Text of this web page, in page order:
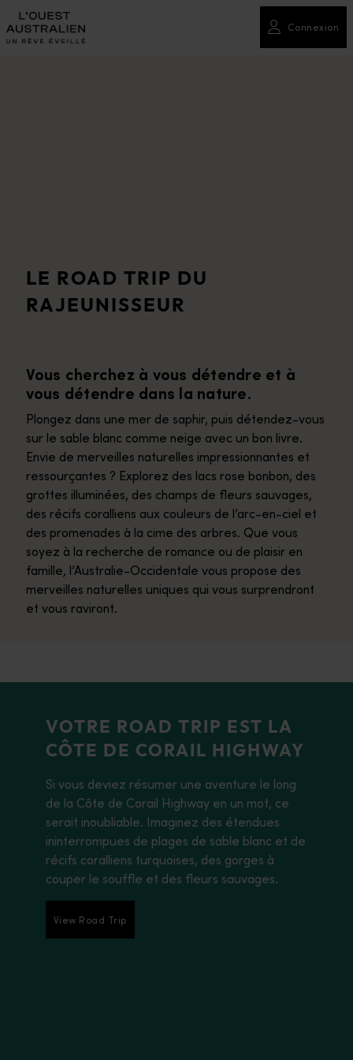
Connexion
LE ROAD TRIP DU
RAJEUNISSEUR
Vous cherchez à vous détendre et à
vous détendre dans la nature.
Plongez dans une mer de saphir, puis détendez-vous
sur le sable blanc comme neige avec un bon livre.
Envie de merveilles naturelles impressionnantes et
ressourçantes ? Explorez des lacs rose bonbon, des
grottes illuminées, des champs de fleurs sauvages,
des récifs coralliens aux couleurs de l’arc-en-ciel et
des promenades à la cime des arbres. Que vous
soyez à la recherche de romance ou de plaisir en
famille, l’Australie-Occidentale vous propose des
merveilles naturelles uniques qui vous surprendront
et vous raviront.
VOTRE ROAD TRIP EST LA
CÔTE DE CORAIL HIGHWAY
Si vous deviez résumer une aventure le long
de la Côte de Corail Highway en un mot, ce
serait inoubliable. Imaginez des étendues
ininterrompues de plages de sable blanc et de
récifs coralliens turquoises, des gorges à
couper le souffle et des fleurs sauvages.
View Road Trip
View Road Trip